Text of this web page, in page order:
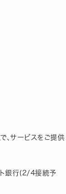
、サービスをご提供
ト銀行(2/4接続予